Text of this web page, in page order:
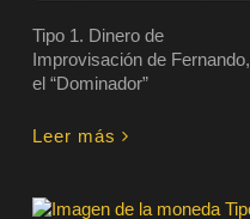
Tipo 1. Dinero de
Improvisación de Fernando,
el “Dominador”
Leer más